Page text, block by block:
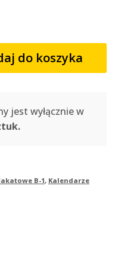
do koszyka
jest wyłącznie w
B-1, Kalendarze